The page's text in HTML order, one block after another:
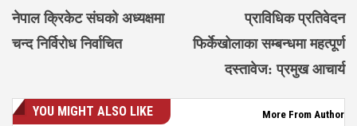
नेपाल क्रिकेट संघको अध्यक्षमा
चन्द निर्विरोध निर्वाचित
प्राविधिक प्रतिवेदन
फिर्केखोलाका सम्बन्धमा महत्पूर्ण
दस्तावेज: प्रमुख आचार्य
YOU MIGHT ALSO LIKE More From Author